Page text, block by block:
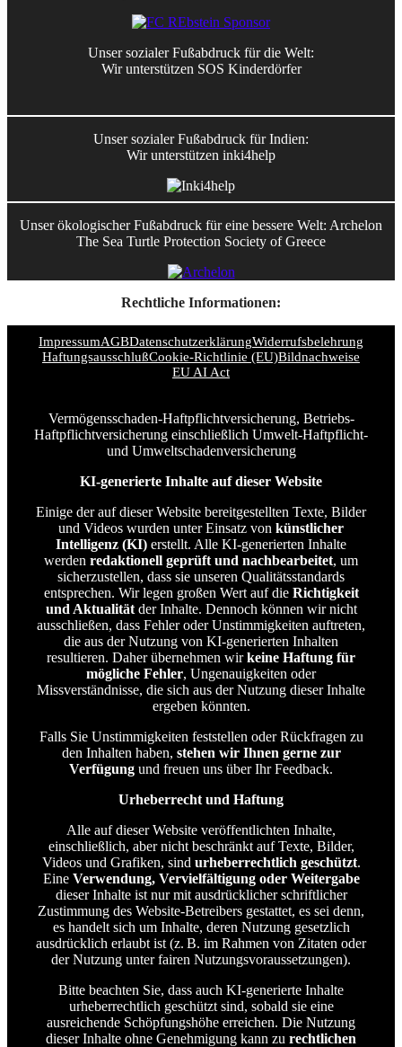
Unser sozialer Fußabdruck für die Welt:
Wir unterstützen SOS Kinderdörfer
Unser sozialer Fußabdruck für Indien:
Wir unterstützen inki4help
Unser ökologischer Fußabdruck für eine bessere Welt: Archelon
The Sea Turtle Protection Society of Greece
Rechtliche Informationen:
ImpressumAGBDatenschutzerklärungWiderrufsbelehrung
HaftungsausschlußCookie-Richtlinie (EU)Bildnachweise
EU AI Act
Vermögensschaden-Haftpflichtversicherung, Betriebs-
Haftpflichtversicherung einschließlich Umwelt-Haftpflicht-
und Umweltschadenversicherung
KI-generierte Inhalte auf dieser Website
Einige der auf dieser Website bereitgestellten Texte, Bilder
und Videos wurden unter Einsatz von künstlicher
Intelligenz (KI) erstellt. Alle KI-generierten Inhalte
werden redaktionell geprüft und nachbearbeitet, um
sicherzustellen, dass sie unseren Qualitätsstandards
entsprechen. Wir legen großen Wert auf die Richtigkeit
und Aktualitätder Inhalte. Dennoch können wir nicht
ausschließen, dass Fehler oder Unstimmigkeiten auftreten,
die aus der Nutzung von KI-generierten Inhalten
resultieren. Daher übernehmen wirkeine Haftung für
mögliche Fehler, Ungenauigkeiten oder
Missverständnisse, die sich aus der Nutzung dieser Inhalte
ergeben könnten.
Falls Sie Unstimmigkeiten feststellen oder Rückfragen zu
den Inhalten haben, stehen wir Ihnen gerne zur
Verfügung und freuen uns über Ihr Feedback.
Urheberrecht und Haftung
Alle auf dieser Website veröffentlichten Inhalte,
einschließlich, aber nicht beschränkt auf Texte, Bilder,
Videos und Grafiken, sind urheberrechtlich geschützt.
Eine Verwendung, Vervielfältigung oder Weitergabe
dieser Inhalte ist nur mit ausdrücklicher schriftlicher
Zustimmung des Website-Betreibers gestattet, es sei denn,
es handelt sich um Inhalte, deren Nutzung gesetzlich
ausdrücklich erlaubt ist (z. B. im Rahmen von Zitaten oder
der Nutzung unter fairen Nutzungsvoraussetzungen).
Bitte beachten Sie, dass auch KI-generierte Inhalte
urheberrechtlich geschützt sind, sobald sie eine
ausreichende Schöpfungshöhe erreichen. Die Nutzung
dieser Inhalte ohne Genehmigung kann zu rechtlichen